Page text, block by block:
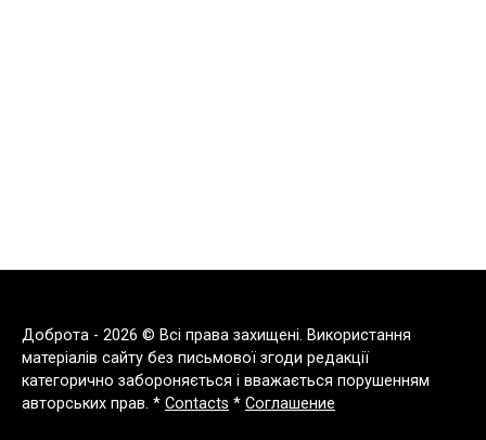
Доброта - 2026 © Всі права захищені. Використання
матеріалів сайту без письмової згоди редакції
категорично забороняється і вважається порушенням
авторських прав. * Contacts * Соглашение